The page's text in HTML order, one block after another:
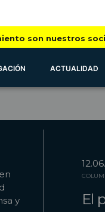
son nuestros
ACTUALIDAD
y
El